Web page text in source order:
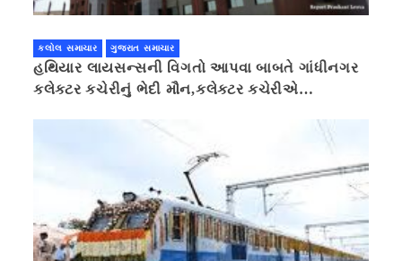
કલોલ સમાચાર ગુજરાત સમાચાર
હથિયાર લાયસન્સની વિગતો આપવા બાબતે ગાંધીનગર
કલેક્ટર કચેરીનું ભેદી મૌન,કલેક્ટર કચેરીએ